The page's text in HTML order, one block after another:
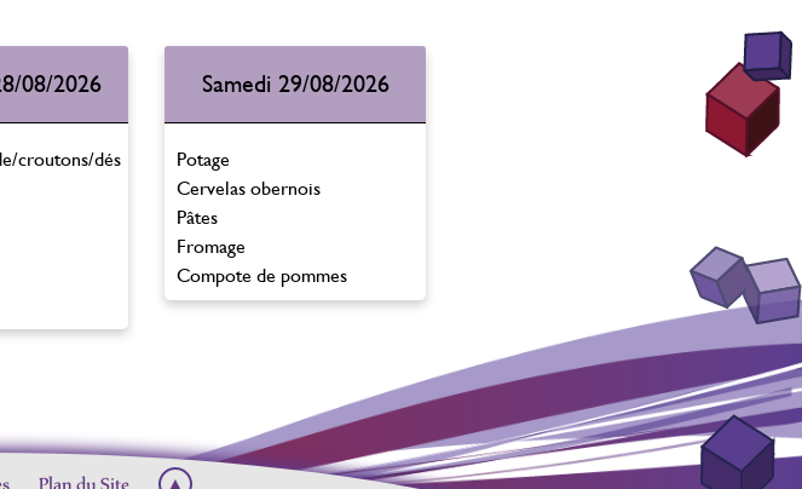
08/2026
croutons/dés
Samedi 29/08/2026
Potage
Cervelas obernois
Pâtes
Fromage
Compote de pommes
Plan du Site ▲